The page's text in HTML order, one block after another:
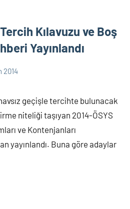
Kılavuzu ve Boş
Yayınlandı
2014
geçişle tercihte bulunacak
niteliği taşıyan 2014-ÖSYS
ve Kontenjanları
yayınlandı. Buna göre adaylar